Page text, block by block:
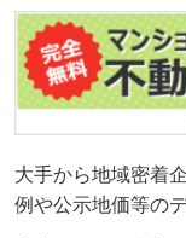
大手から地域密着
例や公示地価等の